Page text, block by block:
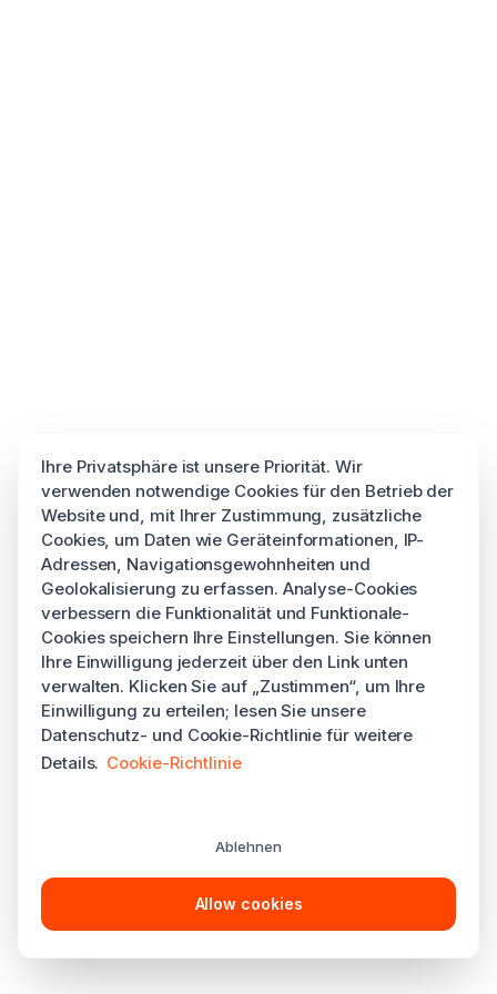
Ihre Privatsphäre ist unsere Priorität. Wir
verwenden notwendige Cookies für den Betrieb der
Website und, mit Ihrer Zustimmung, zusätzliche
Cookies, um Daten wie Geräteinformationen, IP-
Adressen, Navigationsgewohnheiten und
Geolokalisierung zu erfassen. Analyse-Cookies
verbessern die Funktionalität und Funktionale-
Cookies speichern Ihre Einstellungen. Sie können
Ihre Einwilligung jederzeit über den Link unten
verwalten. Klicken Sie auf „Zustimmen“, um Ihre
Einwilligung zu erteilen; lesen Sie unsere
Datenschutz- und Cookie-Richtlinie für weitere
Details. Cookie-Richtlinie
Ablehnen
Allow cookies